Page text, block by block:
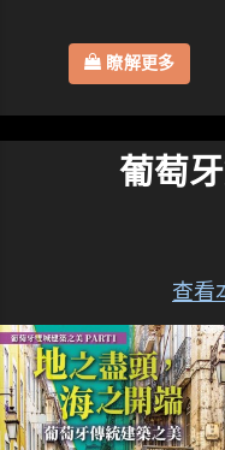
瞭解更多
葡萄
查看